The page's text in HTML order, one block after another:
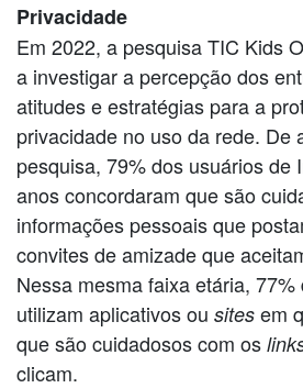
Privacidade
Em 2022, a pesquisa TIC Kids
a investigar a percepção dos
atitudes e estratégias para a
privacidade no uso da rede. De
pesquisa, 79% dos usuários de
anos concordaram que são
informações pessoais que
convites de amizade que
Nessa mesma faixa etária,
utilizam aplicativos ou sites em
que são cuidadosos com os
clicam.